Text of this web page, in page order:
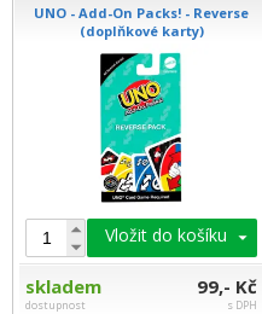
UNO - Add-On Packs! - Reverse
(doplňkové karty)
Vložit do košíku
skladem
dostupnost
99,- Kč
s DPH